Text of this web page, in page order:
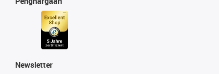
Newsletter